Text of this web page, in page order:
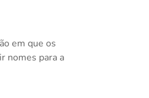
em que os
nomes para a